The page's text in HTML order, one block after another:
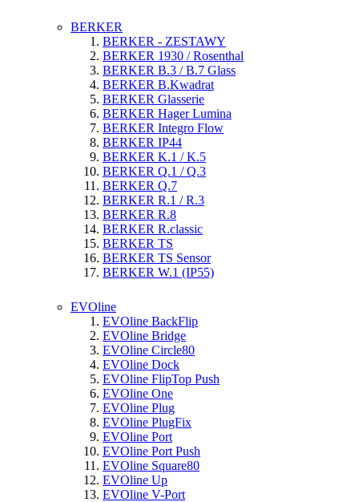
BERKER
BERKER - ZESTAWY
BERKER 1930 / Rosenthal
BERKER B.3 / B.7 Glass
BERKER B.Kwadrat
BERKER Glasserie
BERKER Hager Lumina
BERKER Integro Flow
BERKER IP44
BERKER K.1 / K.5
BERKER Q.1 / Q.3
BERKER Q.7
BERKER R.1 / R.3
BERKER R.8
BERKER R.classic
BERKER TS
BERKER TS Sensor
BERKER W.1 (IP55)
EVOline
EVOline BackFlip
EVOline Bridge
EVOline Circle80
EVOline Dock
EVOline FlipTop Push
EVOline One
EVOline Plug
EVOline PlugFix
EVOline Port
EVOline Port Push
EVOline Square80
EVOline Up
EVOline V-Port